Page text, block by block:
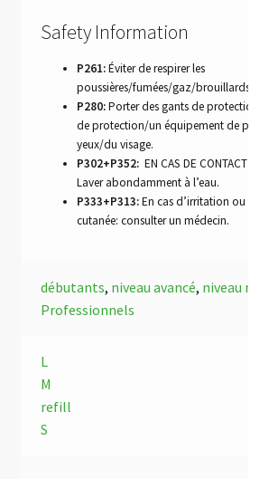
Safety Information
P261:Éviter de respirer les
poussières/fumées/gaz/brouillards/
P280:Porter des gants de protection/
de protection/un équipement de
yeux/du visage.
P302+P352: EN CAS DE CONTACT
Laver abondamment à l’eau.
P333+P313:En cas d’irritation ou
cutanée: consulter un médecin.
débutants, niveau avancé, niveau
Professionnels
L
M
refill
S